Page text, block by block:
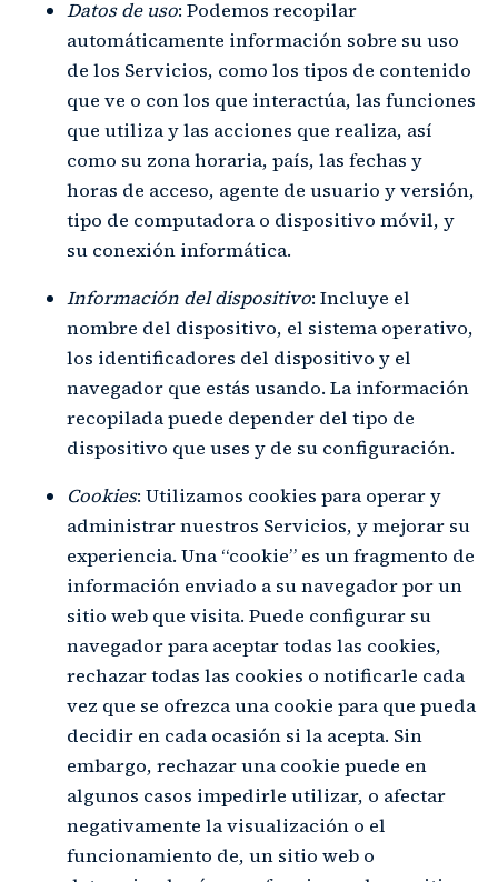
Datos de uso: Podemos recopilar
automáticamente información sobre su uso
de los Servicios, como los tipos de contenido
que ve o con los que interactúa, las funciones
que utiliza y las acciones que realiza, así
como su zona horaria, país, las fechas y
horas de acceso, agente de usuario y versión,
tipo de computadora o dispositivo móvil, y
su conexión informática.
Información del dispositivo: Incluye el
nombre del dispositivo, el sistema operativo,
los identificadores del dispositivo y el
navegador que estás usando. La información
recopilada puede depender del tipo de
dispositivo que uses y de su configuración.
Cookies: Utilizamos cookies para operar y
administrar nuestros Servicios, y mejorar su
experiencia. Una “cookie” es un fragmento de
información enviado a su navegador por un
sitio web que visita. Puede configurar su
navegador para aceptar todas las cookies,
rechazar todas las cookies o notificarle cada
vez que se ofrezca una cookie para que pueda
decidir en cada ocasión si la acepta. Sin
embargo, rechazar una cookie puede en
algunos casos impedirle utilizar, o afectar
negativamente la visualización o el
funcionamiento de, un sitio web o